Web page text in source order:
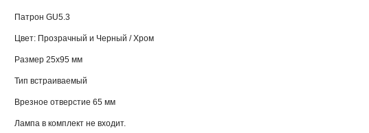
Патрон GU5.3
Цвет: Прозрачный и Черный / Хром
Размер 25x95 мм
Тип встраиваемый
Врезное отверстие 65 мм
Лампа в комплект не входит.